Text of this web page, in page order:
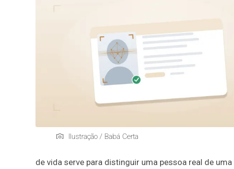
Ilustração / Babá Certa
de vida serve para distinguir uma pessoa real de